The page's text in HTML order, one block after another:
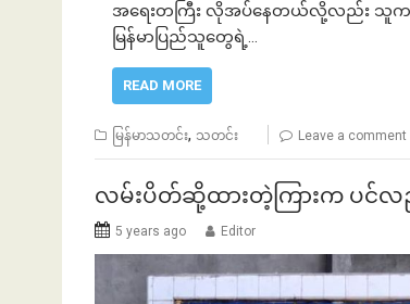
အရေးတကြီး လိုအပ်နေတယ်လို့လည်း သူကပြ
မြန်မာပြည်သူတွေရဲ့…
READ MORE
မြန်မာသတင်း, သတင်း Leave a comment
လမ်းပိတ်ဆို့ထားတဲ့ကြားက ပင်လည်
5 years ago Editor